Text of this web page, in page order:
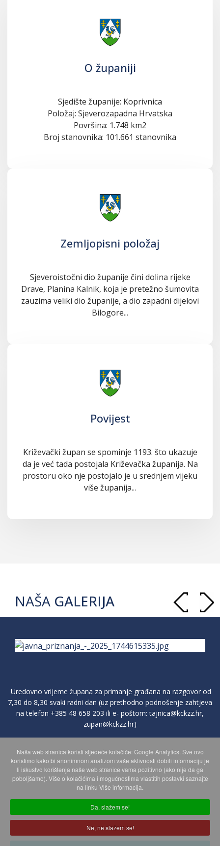
O županiji
Sjedište županije: Koprivnica
Položaj: Sjeverozapadna Hrvatska
Površina: 1.748 km2
Broj stanovnika: 101.661 stanovnika
Zemljopisni položaj
Sjeveroistočni dio županije čini dolina rijeke
Drave, Planina Kalnik, koja je pretežno šumovita
zauzima veliki dio županije, a dio zapadni dijelovi
Bilogore...
Povijest
Križevački župan se spominje 1193. što ukazuje
da je već tada postojala Križevačka županija. Na
prostoru oko nje postojalo je u srednjem vijeku
više županija...
NAŠA GALERIJA
Uredovno vrijeme župana za primanje građana na razgovor od
7,30 do 8,30 svaki radni dan (uz prethodno podnošenje zahtjeva
na telefon +385 48 658 203 ili e- poštom:tajnica@kckzz.hr,
zupan@kckzz.hr)
POLITIKA ZAŠTITE PRIVATNOSTI OSOBNIH PODATAKA
MAPA WEBA
Copyright © 2026 Koprivničko - križevačka županija. Sva prava
zadržana.
Naša web stranica koristi sljedeće kolačiće: Google Analytics. Sve ovo
koristimo kako bi anonimnom analizom vaše aktivnosti dobili informaciju je
li iskustvo korištenja naše web stranice vama pozitivno (ako nije da ga
poboljšamo). Više o kolačićima i mogućnostima vlastitih postavki saznajte
na linku Više informacija.
Da, slažem se!
Ne, ne slažem se!